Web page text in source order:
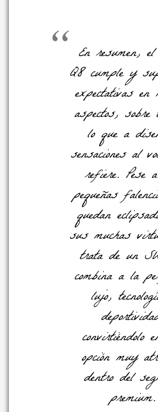
En resumen,
Q8 cumple y
expectativas en
aspectos, sobre
lo que a
sensaciones al
refiere. Pese
pequeñas
quedan
sus muchas
trata de un
combina a la
lujo,
convirtiéndolo
opción muy
dentro del
premium.